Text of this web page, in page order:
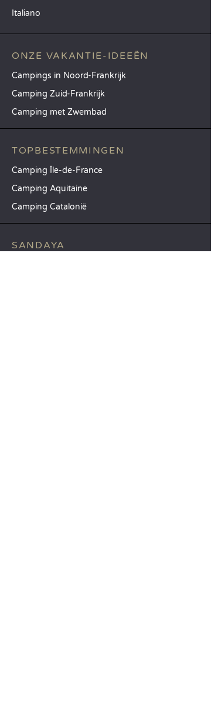
Italiano
ONZE VAKANTIE-IDEEËN
Campings in Noord-Frankrijk
Camping Zuid-Frankrijk
Camping met Zwembad
TOPBESTEMMINGEN
Camping Île-de-France
Camping Aquitaine
Camping Catalonië
SANDAYA